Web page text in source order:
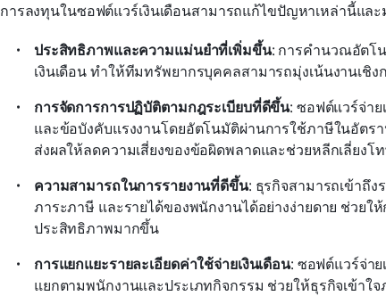
การลงทุนในซอฟต์แวร์เงินเดือนสามารถแก้ไขปัญหาเหล่านี้แล
ประสิทธิภาพและความแม่นยำที่เพิ่มขึ้น: การคำนวณอัตโ
เงินเดือน ทำให้ทีมทรัพยากรบุคคลสามารถมุ่งเน้นงานเชิ
การจัดการการปฏิบัติตามกฎระเบียบที่ดีขึ้น: ซอฟต์แวร์จ่า
และข้อบังคับแรงงานโดยอัตโนมัติผ่านการใช้ภาษีในอัตร
ส่งผลให้ลดความเสี่ยงของข้อผิดพลาดและช่วยหลีกเลี่ยงโ
ความสามารถในการรายงานที่ดีขึ้น: ธุรกิจสามารถเข้าถึง
ภาระภาษี และรายได้ของพนักงานได้อย่างง่ายดาย ช่วยใ
ประสิทธิภาพมากขึ้น
การแยกแยะรายละเอียดค่าใช้จ่ายเงินเดือน: ซอฟต์แวร์จ่าย
แยกตามพนักงานและประเภทกิจกรรม ช่วยให้ธุรกิจเข้าใ